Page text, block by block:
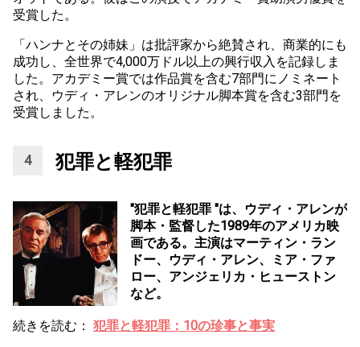
受賞した。
「ハンナとその姉妹」は批評家から絶賛され、商業的にも
成功し、全世界で4,000万ドル以上の興行収入を記録しま
した。アカデミー賞では作品賞を含む7部門にノミネート
され、ウディ・アレンのオリジナル脚本賞を含む3部門を
受賞しました。
犯罪と軽犯罪
"犯罪と軽犯罪 "は、ウディ・アレンが
脚本・監督した1989年のアメリカ映
画である。主演はマーティン・ラン
ドー、ウディ・アレン、ミア・ファ
ロー、アンジェリカ・ヒューストン
など。
続きを読む： 犯罪と軽犯罪：10の珍事と事実